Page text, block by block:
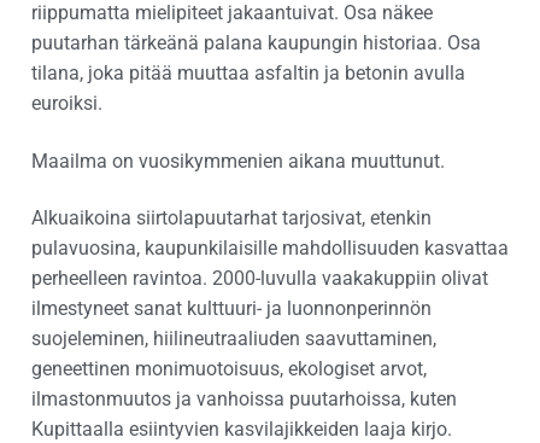
riippumatta mielipiteet jakaantuivat. Osa näkee
puutarhan tärkeänä palana kaupungin historiaa. Osa
tilana, joka pitää muuttaa asfaltin ja betonin avulla
euroiksi.
Maailma on vuosikymmenien aikana muuttunut.
Alkuaikoina siirtolapuutarhat tarjosivat, etenkin
pulavuosina, kaupunkilaisille mahdollisuuden kasvattaa
perheelleen ravintoa. 2000-luvulla vaakakuppiin olivat
ilmestyneet sanat kulttuuri- ja luonnonperinnön
suojeleminen, hiilineutraaliuden saavuttaminen,
geneettinen monimuotoisuus, ekologiset arvot,
ilmastonmuutos ja vanhoissa puutarhoissa, kuten
Kupittaalla esiintyvien kasvilajikkeiden laaja kirjo.